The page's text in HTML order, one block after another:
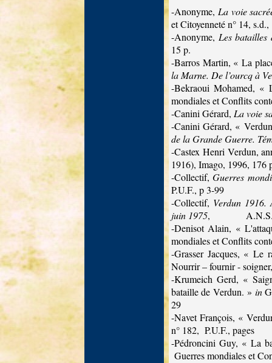
-Anonyme, La voie
et Citoyenneté n° 14,
-Anonyme, Les batailles
15 p.
-Barros Martin, « La
la Marne. De l’ourcq à
-Bekraoui Mohamed, «
mondiales et Conflits
-Canini Gérard, La voie
-Canini Gérard, «
de la Grande Guerre.
-Castex Henri Verdun,
1916), Imago, 1996, 176
-Collectif, Guerres
P.U.F., p 3-99
-Collectif, Verdun 1916.
juin 1975,
-Denisot Alain, «
mondiales et Conflits
-Grasser Jacques, «
Nourrir – fournir -
-Krumeich Gerd, «
bataille de Verdun. » in
29
-Navet François, «
n° 182, P.U.F., pages
-Pédroncini Guy, « La
Guerres mondiales et